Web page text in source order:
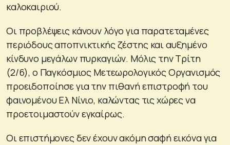
καλοκαιριού.
Οι προβλέψεις κάνουν λόγο για παρατεταμένες
περιόδους αποπνικτικής ζέστης και αυξημένο
κίνδυνο μεγάλων πυρκαγιών. Μόλις την Τρίτη
(2/6), ο Παγκόσμιος Μετεωρολογικός Οργανισμός
προειδοποίησε για την πιθανή επιστροφή του
φαινομένου Ελ Νίνιο, καλώντας τις χώρες να
προετοιμαστούν εγκαίρως.
Οι επιστήμονες δεν έχουν ακόμη σαφή εικόνα για